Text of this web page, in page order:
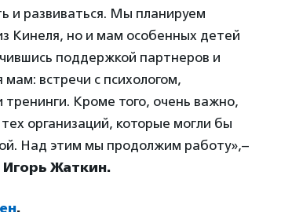
и развиваться. Мы планируем
Кинеля, но и мам особенных детей
поддержкой партнеров и
встречи с психологом,
Кроме того, очень важно,
организаций, которые могли бы
Над этим мы продолжим работу»,–
Игорь Жаткин.
.